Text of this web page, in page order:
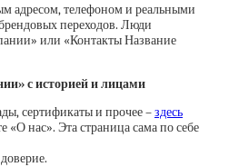
адресом, телефоном и реальными
переходов. Люди
или «Контакты Название
с историей и лицами
сертификаты и прочее –здесь
«О нас». Эта страница сама по себе